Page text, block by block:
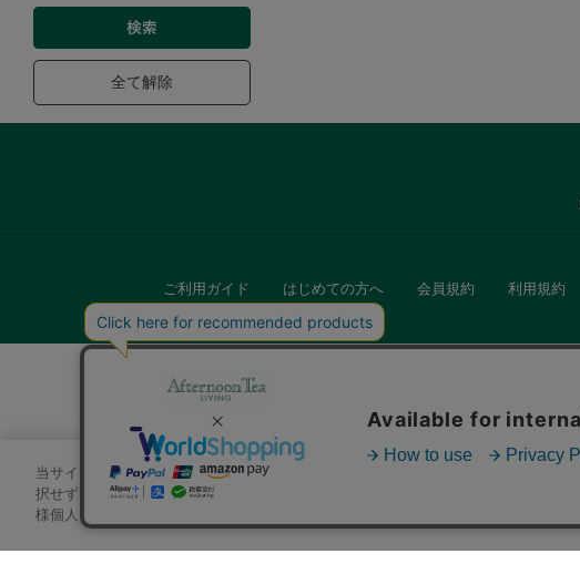
全て解除
ご利用ガイド はじめての方へ 会員規約 利用規約
当サイトでは、サイトの利便性向上のためにクッキーを使用いたします。ボタンか
択せずにページを移動した場合、クッキーの使用に同意したことになります。クッ
様個人を特定できる情報」は一切含まれておりません。詳細は